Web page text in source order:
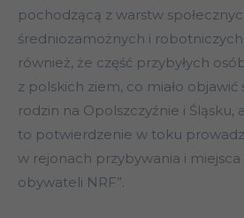
pochodzącą z warstw
średniozamożnych i
również, że część przybyłych
z polskich ziem, co miało objawić
rodzin na Opolszczyźnie i Śląsku,
to potwierdzenie w toku
w rejonach przybywania i
obywateli NRF”.